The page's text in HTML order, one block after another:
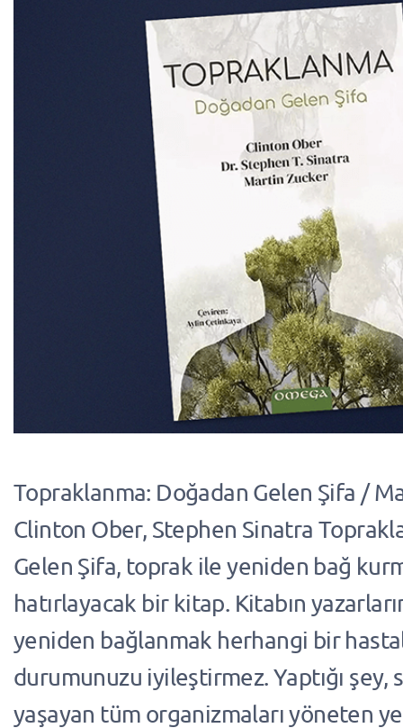
Topraklanma: Doğadan Gelen Şifa /
Clinton Ober, Stephen Sinatra
Gelen Şifa, toprak ile yeniden bağ
hatırlayacak bir kitap. Kitabın
yeniden bağlanmak herhangi bir
durumunuzu iyileştirmez. Yaptığı şey,
yaşayan tüm organizmaları yöneten